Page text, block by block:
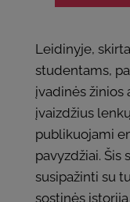
Leidinyje,
studentams,
įvadinės žinios
įvaizdžius
publikuojami
pavyzdžiai.
susipažinti su
sostinės